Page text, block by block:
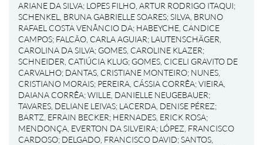
ARIANE DA SILVA; LOPES FILHO, ARTUR RODRIGO ITAQUI;
SCHENKEL, BRUNA GABRIELLE SOARES;SILVA, BRUNO
RAFAEL COSTA VENÂNCIO DA; HABEYCHE, CANDICE
CAMPOS; FALCÃO, CARLA AGUIAR; LAUTENSCHÄGER,
CAROLINA DA SILVA; GOMES, CAROLINE KLAZER;
SCHNEIDER, CATIÚCIA KLUG; GOMES, CICELI GRAVITO DE
CARVALHO; DANTAS, CRISTIANE MONTEIRO; NUNES,
CRISTIANO MORAIS; PEREIRA, CÁSSIA CORRÊA;VIEIRA,
DAIANA CORRÊA;WILLE, DANIELLE NEUGEBAUER;
TAVARES, DELIANE LEIVAS; LACERDA, DENISE PÉREZ;
BARTZ, EFRAIN BECKER; HERNADES, ERICK ROSA;
MENDONÇA, EVERTON DA SILVEIRA; LÓPEZ, FRANCISCO
CARDOSO; DELGADO, FRANCISCO DAVID;SANTOS,